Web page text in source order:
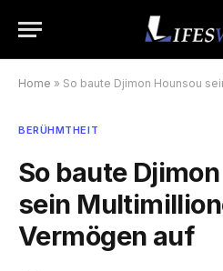
Home » So baute Djimon Hounsou sein
BERÜHMTHEIT
So baute
sein
Vermögen auf